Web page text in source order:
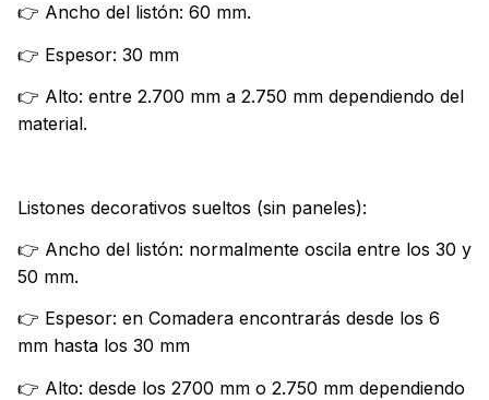
👉 Ancho del listón: 60 mm.
👉 Espesor: 30 mm
👉 Alto: entre 2.700 mm a 2.750 mm dependiendo del
material.
Listones decorativos sueltos (sin paneles):
👉 Ancho del listón: normalmente oscila entre los 30 y
50 mm.
👉 Espesor: en Comadera encontrarás desde los 6
mm hasta los 30 mm
👉 Alto: desde los 2700 mm o 2.750 mm dependiendo